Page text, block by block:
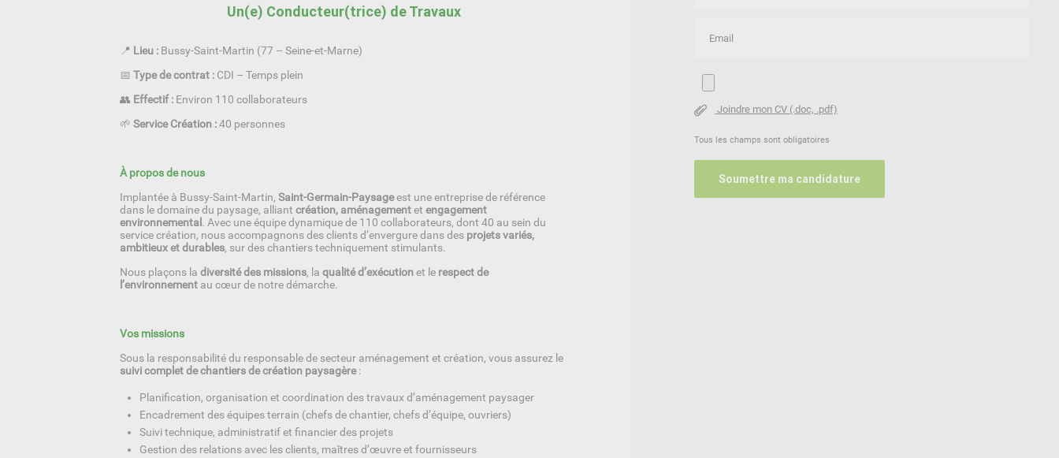
Un(e) Conducteur(trice) de Travaux
📍 Lieu : Bussy-Saint-Martin (77 – Seine-et-Marne)
📅 Type de contrat : CDI – Temps plein
👥 Effectif : Environ 110 collaborateurs
🌱 Service Création :40 personnes
À propos de nous
Implantée à Bussy-Saint-Martin, Saint-Germain-Paysageest une entreprise de référence
dans le domaine du paysage, alliant création, aménagementet engagement
environnemental . Avec une équipe dynamique de 110 collaborateurs, dont 40 au sein du
service création, nous accompagnons des clients d’envergure dans des projets variés,
ambitieux et durables, sur des chantiers techniquement stimulants.
Nous plaçons la diversité des missions, la qualité d’exécutionet le respect de
l’environnement au cœur de notre démarche.
Vos missions
Sous la responsabilité du responsable de secteur aménagement et création, vous assurez le
suivi complet de chantiers de création paysagère:
Planification, organisation et coordination des travaux d’aménagement paysager
Encadrement des équipes terrain (chefs de chantier, chefs d’équipe, ouvriers)
Suivi technique, administratif et financier des projets
Gestion des relations avec les clients, maîtres d’œuvre et fournisseurs
Email
Joindre mon CV (.doc, .pdf)
Tous les champs sont obligatoires